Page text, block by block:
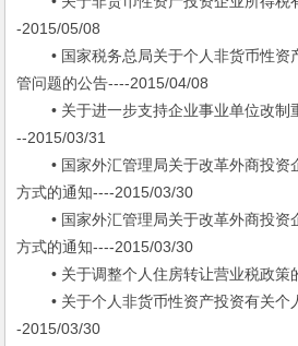
-2015/05/08
• 国家税务总局关于个人非货币性资
管问题的公告----2015/04/08
• 关于进一步支持企业事业单位改制
--2015/03/31
• 国家外汇管理局关于改革外商投资
方式的通知----2015/03/30
• 国家外汇管理局关于改革外商投资
方式的通知----2015/03/30
• 关于调整个人住房转让营业税政策
• 关于个人非货币性资产投资有关个
-2015/03/30